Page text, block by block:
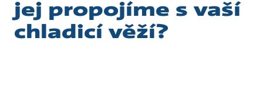
jej propojíme s vaší
chladicí věží?